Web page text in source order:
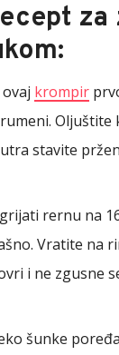
za
krompir
Oljuštite
stavite
rernu na
Vratite na
i ne zgusne
šunke